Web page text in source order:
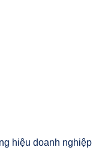
hiệu doanh nghiệp